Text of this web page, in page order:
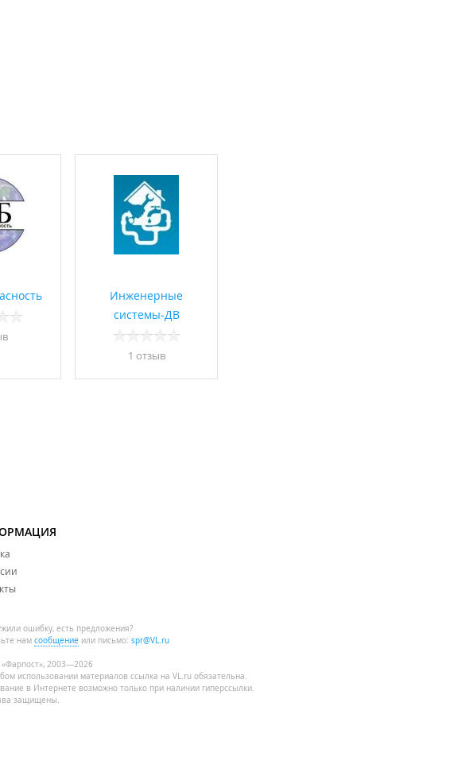
Инженерные
системы-ДВ
1 отзыв
ошибку, есть предложения?
нам сообщение или письмо: spr@VL.ru
2003—2026
использовании материалов ссылка на VL.ru обязательна.
в Интернете возможно только при наличии гиперссылки.
защищены.